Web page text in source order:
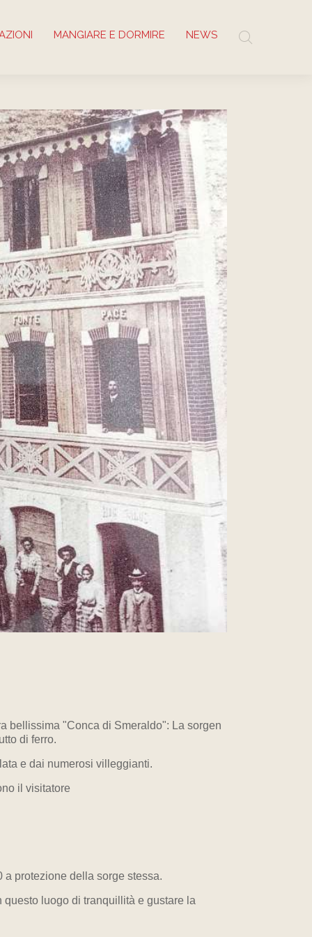
MANGIARE E DORMIRE NEWS
bellissima "Conca di Smeraldo": La sorgen
di ferro.
e dai numerosi villeggianti.
il visitatore
protezione della sorge stessa.
luogo di tranquillità e gustare la